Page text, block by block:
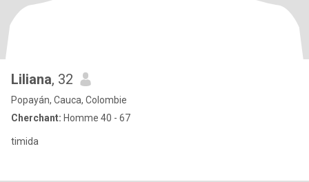
Liliana, 32
Popayán, Cauca, Colombie
Cherchant: Homme 40 - 67
timida